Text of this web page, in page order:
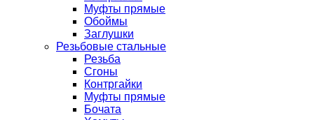
Муфты прямые
Обоймы
Заглушки
Резьбовые стальные
Резьба
Сгоны
Контргайки
Муфты прямые
Бочата